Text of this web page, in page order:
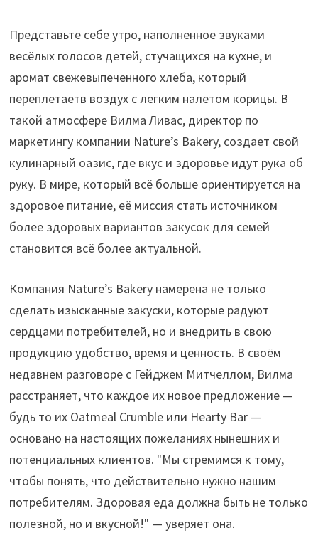
Представьте себе утро, наполненное звуками
весёлых голосов детей, стучащихся на кухне, и
аромат свежевыпеченного хлеба, который
переплетаетв воздух с легким налетом корицы. В
такой атмосфере Вилма Ливас, директор по
маркетингу компании Nature’s Bakery, создает свой
кулинарный оазис, где вкус и здоровье идут рука об
руку. В мире, который всё больше ориентируется на
здоровое питание, её миссия стать источником
более здоровых вариантов закусок для семей
становится всё более актуальной.
Компания Nature’s Bakery намерена не только
сделать изысканные закуски, которые радуют
сердцами потребителей, но и внедрить в свою
продукцию удобство, время и ценность. В своём
недавнем разговоре с Гейджем Митчеллом, Вилма
расстраняет, что каждое их новое предложение —
будь то их Oatmeal Crumble или Hearty Bar —
основано на настоящих пожеланиях нынешних и
потенциальных клиентов. "Мы стремимся к тому,
чтобы понять, что действительно нужно нашим
потребителям. Здоровая еда должна быть не только
полезной, но и вкусной!" — уверяет она.